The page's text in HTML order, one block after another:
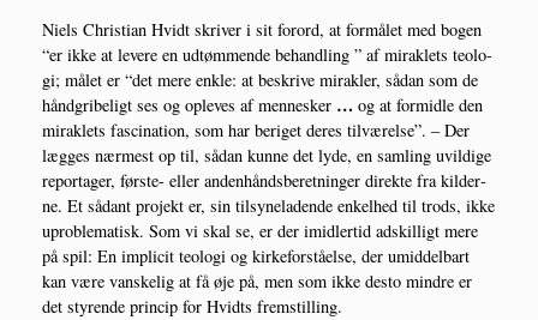
Niels Chri­sti­an Hvidt skri­ver i sit for­ord, at for­må­let med bogen
“er ikke at leve­re en udtøm­men­de behand­ling ” af mirak­lets teo­lo­
gi; målet er “det mere enk­le: at beskri­ve mirak­ler, sådan som de
hånd­gri­be­ligt ses og ople­ves af men­ne­sker … og at for­mid­le den
mirak­lets fasci­na­tion, som har beri­get deres til­væ­rel­se”. – Der
læg­ges nær­mest op til, sådan kun­ne det lyde, en sam­ling uvil­di­ge
repor­ta­ger, før­ste- eller anden­hånds­be­ret­nin­ger direk­te fra kil­der­
ne. Et sådant pro­jekt er, sin til­sy­ne­la­den­de enkel­hed til trods, ikke
upro­ble­ma­tisk. Som vi skal se, er der imid­ler­tid adskil­ligt mere
på spil: En impli­cit teo­lo­gi og kir­ke­for­stå­el­se, der umid­del­bart
kan være van­ske­lig at få øje på, men som ikke desto min­dre er
det sty­ren­de prin­cip for Hvidts fremstilling.